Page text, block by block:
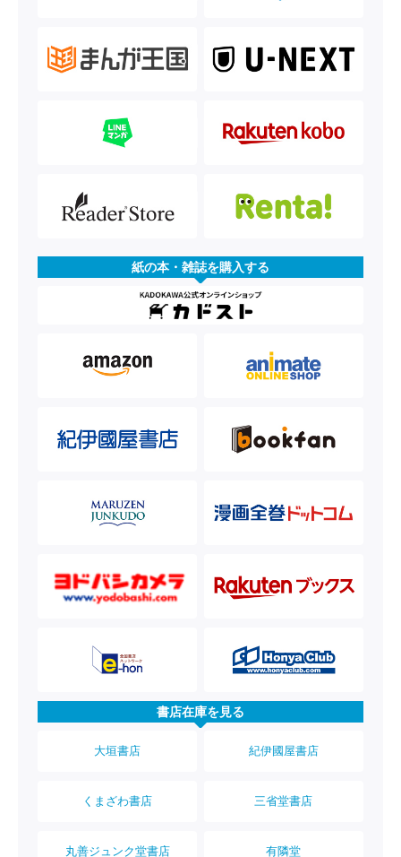
紙の本・雑誌を購入する
書店在庫を見る
大垣書店 紀伊國屋書店
くまざわ書店 三省堂書店
丸善ジュンク堂書店 有隣堂